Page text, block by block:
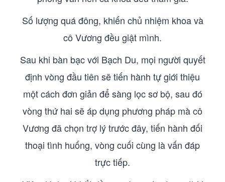
Số lượng quá đông, khiến chủ nhiệm khoa và
cô Vương đều giật mình.
Sau khi bàn bạc với Bạch Du, mọi người quyết
định vòng đầu tiên sẽ tiến hành tự giới thiệu
một cách đơn giản để sàng lọc sơ bộ, sau đó
vòng thứ hai sẽ áp dụng phương pháp mà cô
Vương đã chọn trợ lý trước đây, tiến hành đối
thoại tình huống, vòng cuối cùng là vấn đáp
trực tiếp.